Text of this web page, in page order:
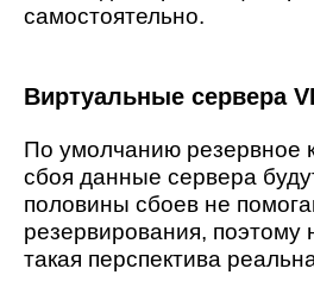
самостоятельно.
Виртуальные сервера
По умолчанию резервное
сбоя данные сервера
половины сбоев не
резервирования, поэтому
такая перспектива